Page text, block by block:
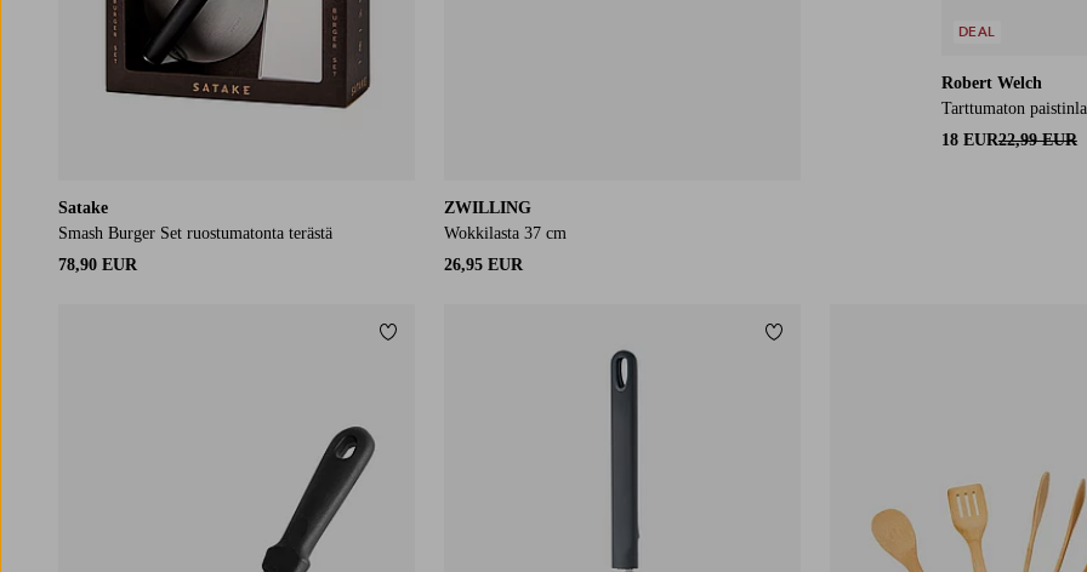
Robert Welch
Tarttumaton
18 EUR22,99 EUR
DEAL
Satake
Smash Burger Set ruostumatonta terästä
78,90 EUR
ZWILLING
Wokkilasta 37 cm
26,95 EUR
Lisää suosikkeihin Lisää suosikkeihin